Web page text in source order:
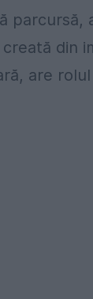
parcursă,
din
are